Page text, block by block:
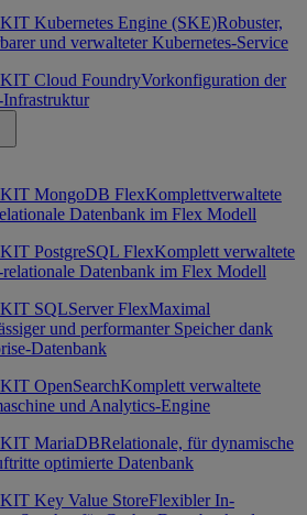
Kubernetes Engine (SKE)Robuster,
und verwalteter Kubernetes-Service
Cloud FoundryVorkonfiguration der
MongoDB FlexKomplettverwaltete
Datenbank im Flex Modell
PostgreSQL FlexKomplett verwaltete
Datenbank im Flex Modell
SQLServer FlexMaximal
und performanter Speicher dank
Datenbank
OpenSearchKomplett verwaltete
und Analytics-Engine
MariaDBRelationale, für dynamische
optimierte Datenbank
Key Value StoreFlexibler In-